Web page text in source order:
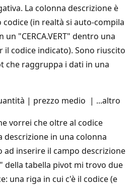
La colonna descrizione è
codice (in realtà si auto-compila
"CERCA.VERT" dentro una
il codice indicato). Sono riuscito
che raggruppa i dati in una
| prezzo medio | ...altro
vorrei che oltre al codice
descrizione in una colonna
ad inserire il campo descrizione
della tabella pivot mi trovo due
una riga in cui c'è il codice (e